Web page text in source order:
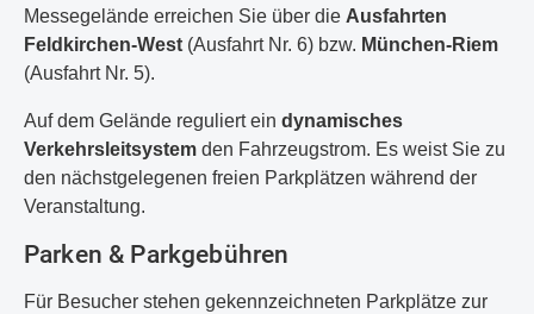
Messegelände erreichen Sie über die Ausfahrten
Feldkirchen-West (Ausfahrt Nr. 6) bzw. München-Riem
(Ausfahrt Nr. 5).
Auf dem Gelände reguliert ein dynamisches
Verkehrsleitsystem den Fahrzeugstrom. Es weist Sie zu
den nächstgelegenen freien Parkplätzen während der
Veranstaltung.
Parken & Parkgebühren
Für Besucher stehen gekennzeichneten Parkplätze zur